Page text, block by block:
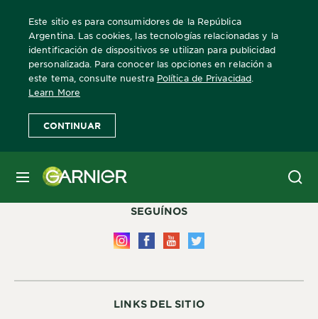
Este sitio es para consumidores de la República
Argentina. Las cookies, las tecnologías relacionadas y la
identificación de dispositivos se utilizan para publicidad
personalizada. Para conocer las opciones en relación a
este tema, consulte nuestra Política de Privacidad
Learn More
CONTINUAR
MENÚ
LINKS DEL SITIO
SEGUÍNOS
ATENCIÓN AL CLIENTE
Para mayor información comincate al 0800-222-4276
Defensa de las y los Consumidores Para reclamos Ingrese aquí